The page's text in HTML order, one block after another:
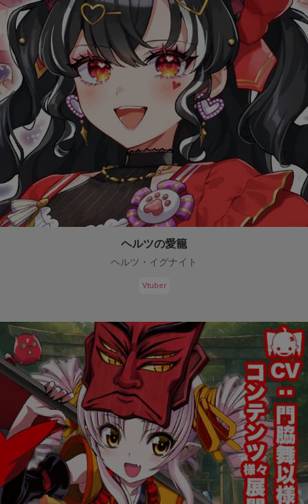
ヘルツの愛籠
ヘルツ・イグナイト
Vtuber